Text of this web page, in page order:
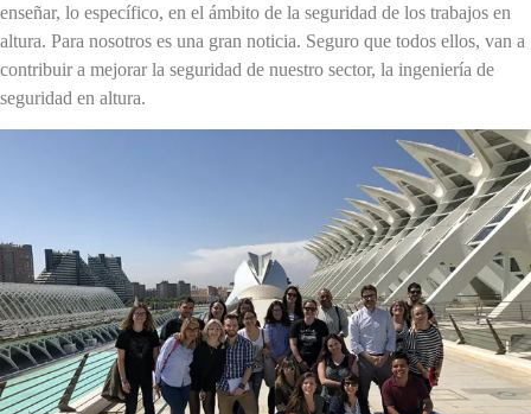
enseñar, lo específico, en el ámbito de la seguridad de los trabajos en
altura. Para nosotros es una gran noticia. Seguro que todos ellos, van a
contribuir a mejorar la seguridad de nuestro sector, la ingeniería de
seguridad en altura.